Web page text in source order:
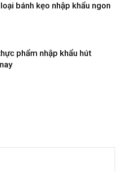
bánh kẹo nhập khẩu ngon
phẩm nhập khẩu hút